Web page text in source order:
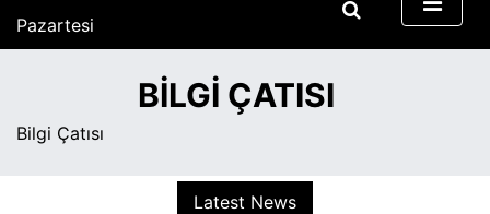
Pazartesi
Ağustos 10, 2026
BILGI ÇATISI
Bilgi Çatısı
Latest News